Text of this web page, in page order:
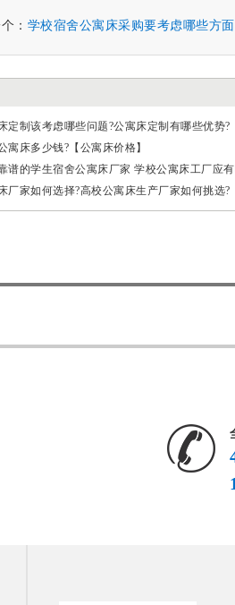
： 学校宿舍公寓床采购要考虑哪些方面 大学宿舍公寓
定制该考虑哪些问题?公寓床定制有哪些优势?
寓床多少钱?【公寓床价格】
谱的学生宿舍公寓床厂家 学校公寓床工厂应
厂家如何选择?高校公寓床生产厂家如何挑选?